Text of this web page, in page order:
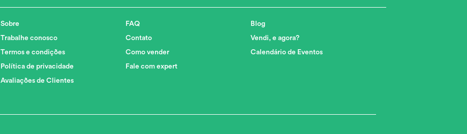
Sobre
Trabalhe conosco
Termos e condições
Política de privacidade
Avaliações de Clientes
FAQ
Contato
Como vender
Fale com expert
Blog
Vendi, e agora?
Calendário de Eventos